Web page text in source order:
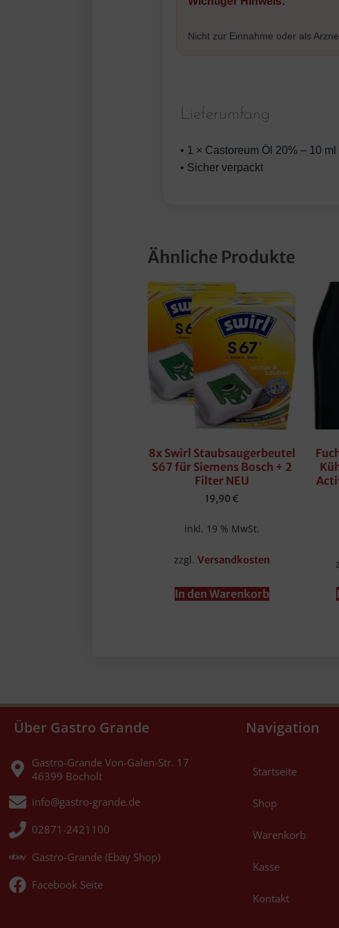
Nicht zur Einnahme oder als
Lieferumfang
• 1 × Castoreum Öl 20% – 10 ml
• Sicher verpackt
Ähnliche Produkte
8x Swirl Staubsaugerbeutel
S67 für Siemens Bosch + 2
Filter NEU
19,90 €
inkl. 19 % MwSt.
zzgl. Versandkosten
In den Warenkorb
Über Gastro Grande
Gastro-Grande Von-Galen-Str. 17
46399 Bocholt
info@gastro-grande.de
02871-2421100
Gastro-Grande (Ebay Shop)
Facebook Seite
Navigation
Startseite
Shop
Warenkorb
Kasse
Kontakt